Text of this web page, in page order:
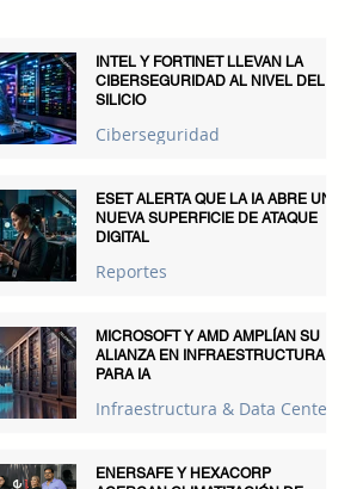
INTEL Y FORTINET LLEVAN LA
CIBERSEGURIDAD AL NIVEL DEL
SILICIO
Ciberseguridad
ESET ALERTA QUE LA IA ABRE UNA
NUEVA SUPERFICIE DE ATAQUE
DIGITAL
Reportes
MICROSOFT Y AMD AMPLÍAN SU
ALIANZA EN INFRAESTRUCTURA
PARA IA
Infraestructura & Data Centers
ENERSAFE Y HEXACORP